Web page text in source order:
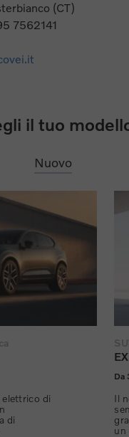
(CT)
7562141
il tuo
Nuovo
di
di
Da
Il
un